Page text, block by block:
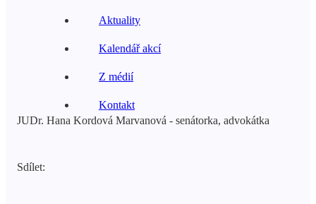
Aktuality
Kalendář akcí
Z médií
Kontakt
JUDr. Hana Kordová Marvanová - senátorka, advokátka
Sdílet: